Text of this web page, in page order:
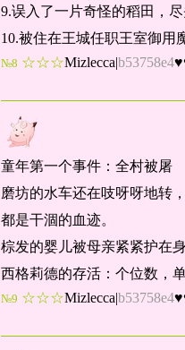
9.误入了一片奇怪的稻田，
10.被住在王城任职王室御用
№8 ☆☆☆Mizlecca|b53758e4
童年第一个事件：全村被屠
磨坊的水车还在吱呀呀地转
都是干涸的血迹。
棕发的婴儿被母亲紧紧护在
西格莉德的存活：个位数，
№9 ☆☆☆Mizlecca|b53758e4